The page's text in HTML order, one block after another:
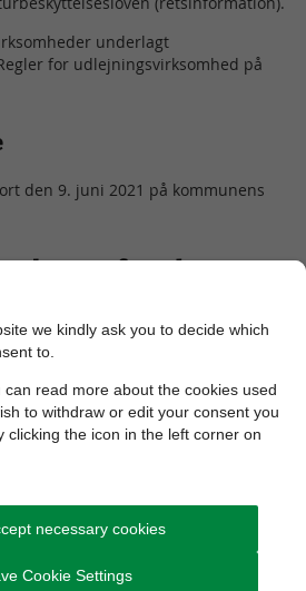
underlagt
for udlejningsvirksomhed på
den 9. juni 2021 på kommunens
denne afgørelse
og Fødevareklagenævnett af:
som afgørelsen vedrører,
og organisationer, hvis
we kindly ask you to decide which
to.
read more about the cookies used
to withdraw or edit your consent you
clicking the icon in the left corner on
necessary cookies
Cookie Settings